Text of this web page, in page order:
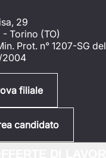
29
- Torino (TO)
Prot. n° 1207-SG del
2004
filiale
candidato